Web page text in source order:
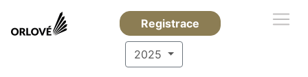
Registrace
2025